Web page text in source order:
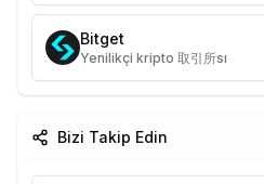
Bitget
Yenilikçi kripto 取引所sı
Bizi Takip Edin